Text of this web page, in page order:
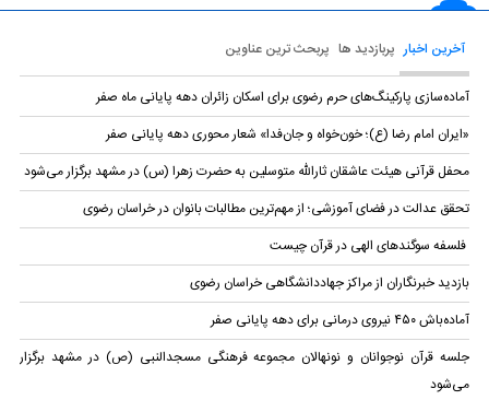
آخرین اخبار پربازدید ها پربحث ترین عناوین
آماده‌سازی پارکینگ‌های حرم رضوی برای اسکان زائران دهه پایانی ماه صفر
«ایران امام رضا (ع)؛ خون‌خواه و جان‌فدا» شعار محوری دهه پایانی صفر
محفل قرآنی هیئت عاشقان ثارالله متوسلین به حضرت زهرا (س) در مشهد برگزار می‌شود
تحقق عدالت در فضای آموزشی؛ از مهم‌ترین مطالبات بانوان در خراسان رضوی
فلسفه سوگندهای الهی در قرآن چیست
بازدید خبرنگاران از مراکز جهاددانشگاهی خراسان رضوی
آماده‌باش ۴۵۰ نیروی درمانی برای دهه پایانی صفر
جلسه قرآن نوجوانان و نونهالان مجموعه فرهنگی مسجد‌النبی (ص) در مشهد برگزار
می‌شود